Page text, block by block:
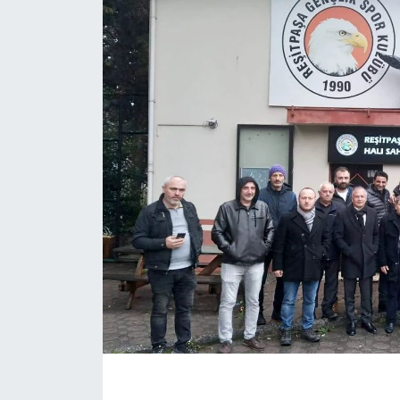
KÖŞE YAZILARI
KÖŞE YAZILARI (Arşiv)
KÜLTÜR SANAT
MAGAZİN
RÖPORTAJ
SAĞLIK
SARIYER HABERLERİ
SARIYER İMAR BARIŞI